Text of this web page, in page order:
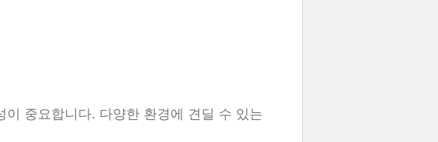
중요합니다. 다양한 환경에 견딜 수 있는